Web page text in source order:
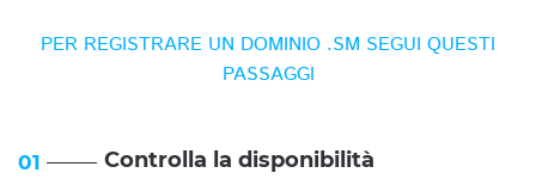
PER REGISTRARE UN DOMINIO .SM SEGUI QUESTI
PASSAGGI
01 Controlla la disponibilità